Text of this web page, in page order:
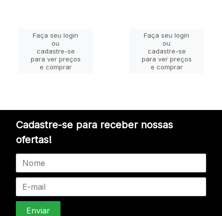
Faça seu login
ou
cadastre-se
para ver preços
e comprar
Faça seu login
ou
cadastre-se
para ver preços
e comprar
Cadastre-se para receber nossas
ofertas!